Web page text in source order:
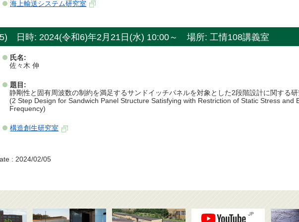
海上輸送システム研究室
5) 日時: 2024(令和6)年2月21日(水) 10:00～ 場所: 工情108講義室
氏名:
佐々木 伸
題目:
静剛性と固有周波数の制約を満足するサンドイッチパネルを対象とした2段階設計に関する
(2 Step Design for Sandwich Panel Structure Satisfying with Restriction of Static Stress and
Frequency)
構造創生研究室
: 2024/02/05